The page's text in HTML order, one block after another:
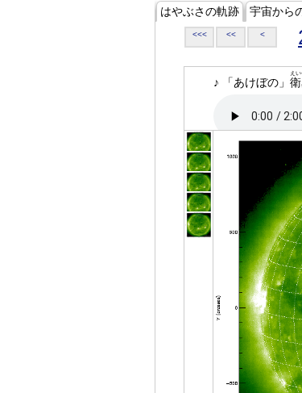
はやぶさの軌跡 宇宙から
<<< << <
♪ 「あけぼの」
え